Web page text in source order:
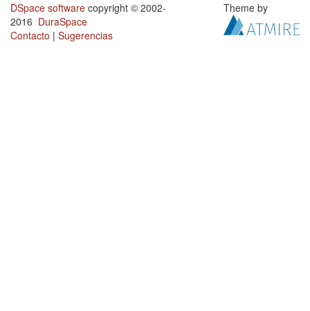
DSpace software copyright © 2002-
2016 DuraSpace
Contacto | Sugerencias
Theme by